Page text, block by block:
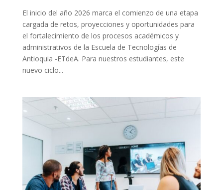
El inicio del año 2026 marca el comienzo de una etapa
cargada de retos, proyecciones y oportunidades para
el fortalecimiento de los procesos académicos y
administrativos de la Escuela de Tecnologías de
Antioquia -ETdeA. Para nuestros estudiantes, este
nuevo ciclo...